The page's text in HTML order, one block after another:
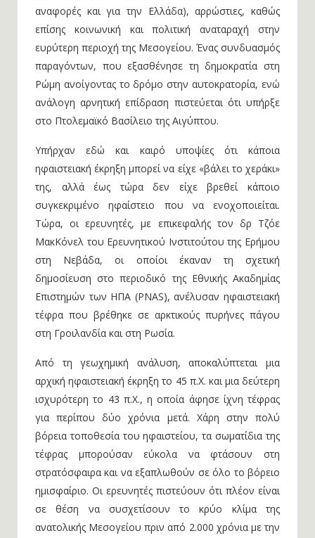
αναφορές και για την Ελλάδα), αρρώστιες, καθώς
επίσης κοινωνική και πολιτική αναταραχή στην
ευρύτερη περιοχή της Μεσογείου. Ένας συνδυασμός
παραγόντων, που εξασθένησε τη δημοκρατία στη
Ρώμη ανοίγοντας το δρόμο στην αυτοκρατορία, ενώ
ανάλογη αρνητική επίδραση πιστεύεται ότι υπήρξε
στο Πτολεμαϊκό Βασίλειο της Αιγύπτου.
Υπήρχαν εδώ και καιρό υποψίες ότι κάποια
ηφαιστειακή έκρηξη μπορεί να είχε «βάλει το χεράκι»
της, αλλά έως τώρα δεν είχε βρεθεί κάποιο
συγκεκριμένο ηφαίστειο που να ενοχοποιείται.
Τώρα, οι ερευνητές, με επικεφαλής τον δρ Τζόε
ΜακΚόνελ του Ερευνητικού Ινστιτούτου της Ερήμου
στη Νεβάδα, οι οποίοι έκαναν τη σχετική
δημοσίευση στο περιοδικό της Εθνικής Ακαδημίας
Επιστημών των ΗΠΑ (PNAS), ανέλυσαν ηφαιστειακή
τέφρα που βρέθηκε σε αρκτικούς πυρήνες πάγου
στη Γροιλανδία και στη Ρωσία.
Από τη γεωχημική ανάλυση, αποκαλύπτεται μια
αρχική ηφαιστειακή έκρηξη το 45 π.Χ. και μια δεύτερη
ισχυρότερη το 43 π.Χ., η οποία άφησε ίχνη τέφρας
για περίπου δύο χρόνια μετά. Χάρη στην πολύ
βόρεια τοποθεσία του ηφαιστείου, τα σωματίδια της
τέφρας μπορούσαν εύκολα να φτάσουν στη
στρατόσφαιρα και να εξαπλωθούν σε όλο το βόρειο
ημισφαίριο. Οι ερευνητές πιστεύουν ότι πλέον είναι
σε θέση να συσχετίσουν το κρύο κλίμα της
ανατολικής Μεσογείου πριν από 2.000 χρόνια με την